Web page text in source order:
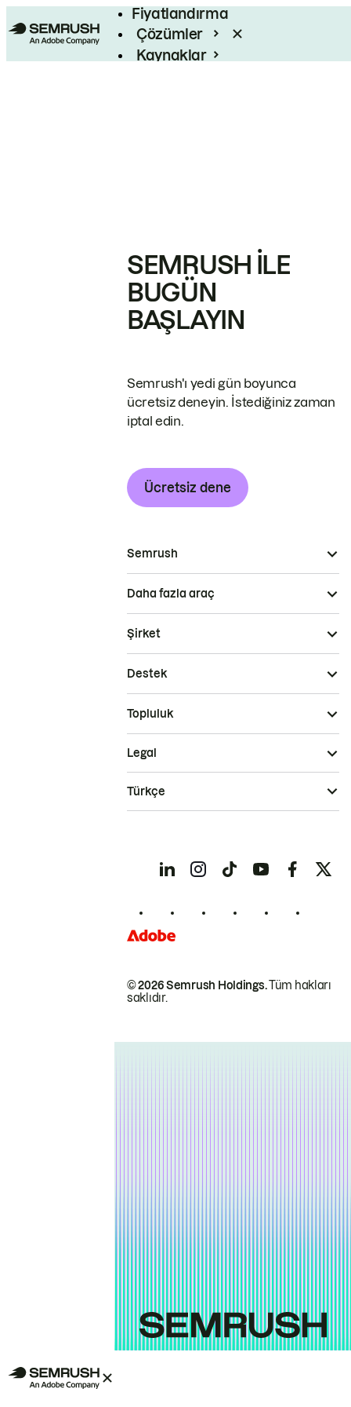
Fiyatlandırma
Çözümler
Kaynaklar
SEMRUSH ILE
BUGÜN
BAŞLAYIN
Semrush'ı yedi gün boyunca
ücretsiz deneyin. İstediğiniz zaman
iptal edin.
Ücretsiz dene
Semrush
Daha fazla araç
Şirket
Destek
Topluluk
© 2026 Semrush Holdings.Tüm hakları
saklıdır.
Legal
Türkçe